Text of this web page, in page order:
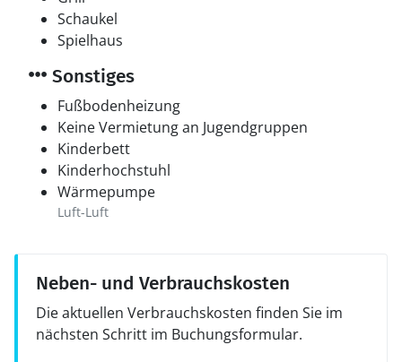
Schaukel
Spielhaus
Sonstiges
Fußbodenheizung
Keine Vermietung an Jugendgruppen
Kinderbett
Kinderhochstuhl
Wärmepumpe
Luft-Luft
Neben- und Verbrauchskosten
Die aktuellen Verbrauchskosten finden Sie im
nächsten Schritt im Buchungsformular.